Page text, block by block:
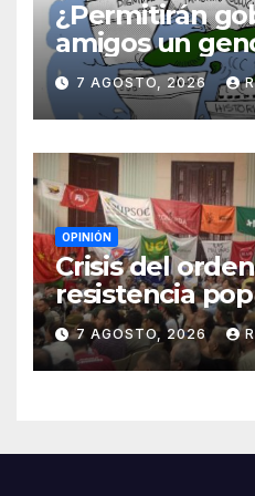
¿Permitirán
amigos un
Cuba? Por
Blanch
7 AGOSTO, 2026
OPINIÓN
Crisis del
resistencia
el inicio de la
Continental de
Movimientos
7 AGOSTO, 2026